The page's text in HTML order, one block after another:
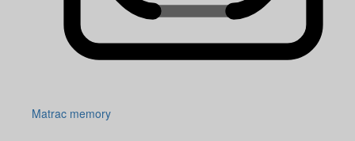
Matrac memory